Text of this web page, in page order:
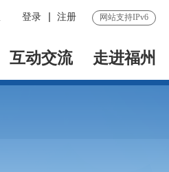
登录 注册 网站支持IPv6
互动交流 走进福州